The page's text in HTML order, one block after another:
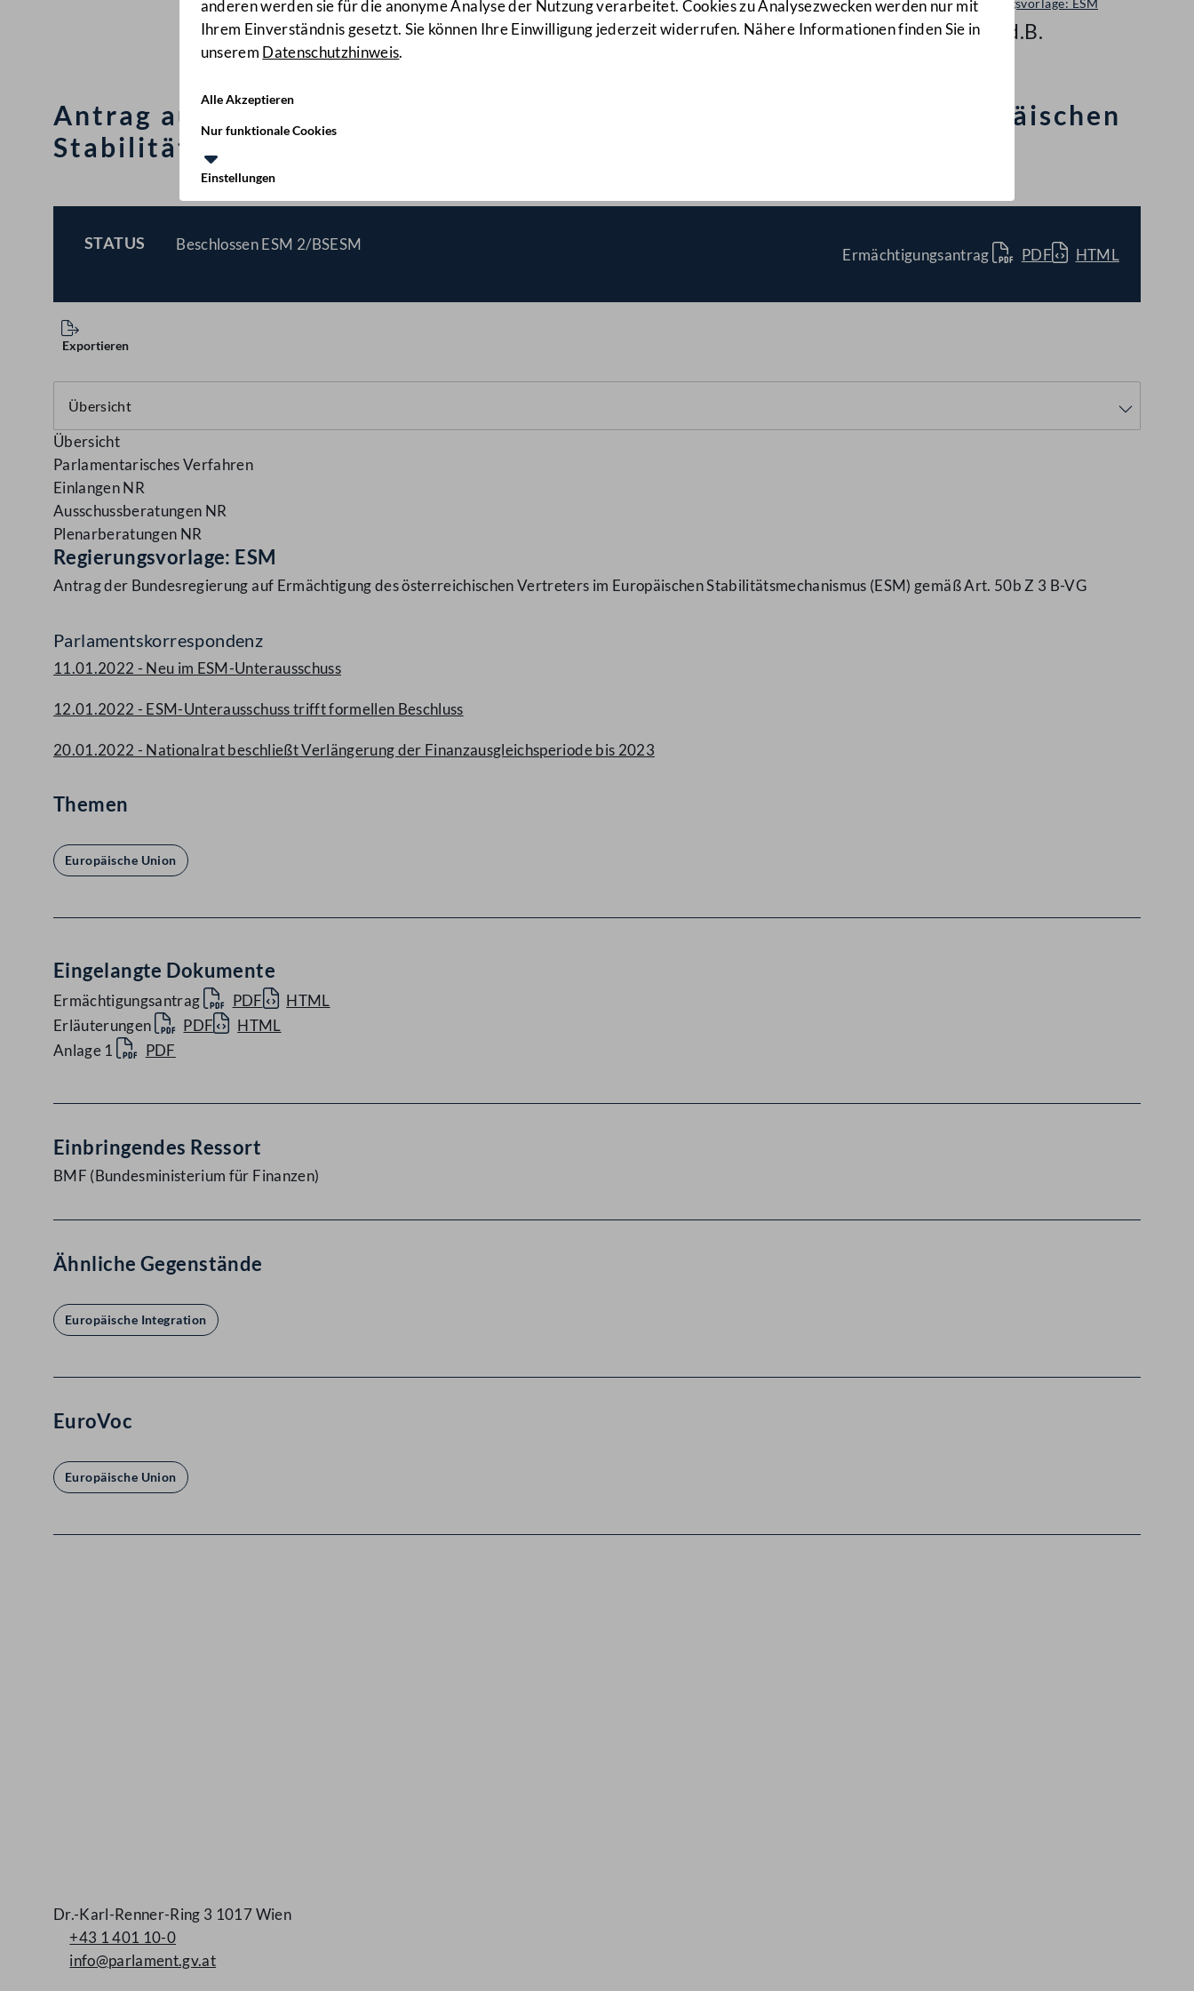
anderen werden sie für die anonyme Analyse der Nutzung verarbeitet. Cookies zu Analysezwecken werden nur mit
Ihrem Einverständnis gesetzt. Sie können Ihre Einwilligung jederzeit widerrufen. Nähere Informationen finden Sie in
unserem Datenschutzhinweis.
Alle Akzeptieren
Nur funktionale Cookies
Einstellungen
Regierungsvorlage: ESM
1298 d.B.
Antrag auf Ermächtigung des österreichischen Vertreters im Europäischen
Stabilitätsmechanismus (ESM)
STATUS
Beschlossen ESM 2/BSESM
Ermächtigungsantrag PDF HTML
Exportieren
Übersicht
Parlamentarisches Verfahren
Einlangen NR
Ausschussberatungen NR
Plenarberatungen NR
Regierungsvorlage: ESM
Antrag der Bundesregierung auf Ermächtigung des österreichischen Vertreters im Europäischen Stabilitätsmechanismus (ESM) gemäß Art. 50b Z 3 B-VG
Parlamentskorrespondenz
11.01.2022 - Neu im ESM-Unterausschuss
12.01.2022 - ESM-Unterausschuss trifft formellen Beschluss
20.01.2022 - Nationalrat beschließt Verlängerung der Finanzausgleichsperiode bis 2023
Themen
Europäische Union
Eingelangte Dokumente
Ermächtigungsantrag PDF
HTML
Erläuterungen
PDF
HTML
Anlage 1
PDF
Einbringendes Ressort
BMF (Bundesministerium für Finanzen)
Ähnliche Gegenstände
Europäische Integration
EuroVoc
Europäische Union
Dr.-Karl-Renner-Ring 3 1017 Wien
+43 1 401 10-0
info@parlament.gv.at